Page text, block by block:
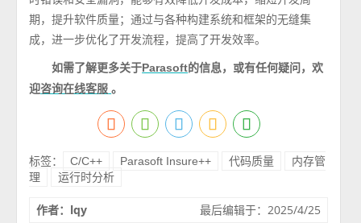
期，提升软件质量；通过与各种构建系统和框架的无缝集
成，进一步优化了开发流程，提高了开发效率。
如需了解更多关于Parasoft的信息，或有任何疑问，欢
迎咨询在线客服 。
标签： C/C++ Parasoft Insure++ 代码质量
内存管
理
运行时分析
最后编辑于：2025/4/25
作者：lqy